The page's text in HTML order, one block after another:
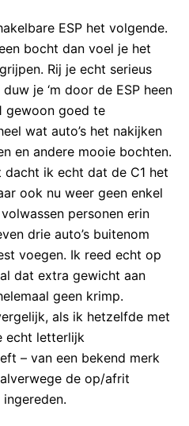
ESP het volgende.
bocht dan voel je het
Rij je echt serieus
je ‘m door de ESP heen
gewoon goed te
wat auto’s het nakijken
en andere mooie bochten.
dacht ik echt dat de C1 het
ook nu weer geen enkel
personen erin
drie auto’s buitenom
voegen. Ik reed echt op
dat extra gewicht aan
geen krimp.
als ik hetzelfde met
echt letterlijk
– van een bekend merk
de op/afrit